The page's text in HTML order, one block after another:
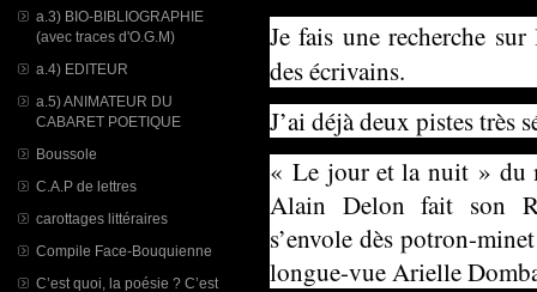
a.3) BIO-BIBLIOGRAPHIE
(avec traces d'O.G.M)
a.4) EDITEUR
a.5) ANIMATEUR DU
CABARET POETIQUE
Boussole
C.A.P de lettres
carottages littéraires
Compile Face-Bouquienne
C’est quoi, la poésie ? C’est
Je fais une recherche
des écrivains.
J’ai déjà deux pistes très
« Le jour et la nuit » du
Alain Delon fait son
s’envole dès potron-
longue-vue Arielle